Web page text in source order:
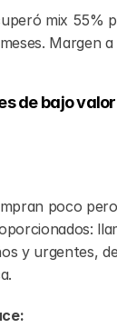
mix 55%
Margen a
de bajo
poco
y urgentes,